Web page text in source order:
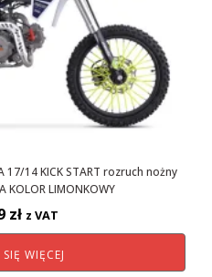
17/14 KICK START rozruch nożny
KOLOR LIMONKOWY
zł z VAT
WIĘCEJ